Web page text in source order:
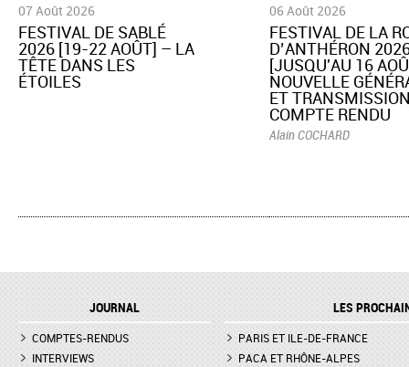
07 Août 2026
​FESTIVAL DE SABLÉ
2026 [19-22 AOÛT] – LA
TÊTE DANS LES
ÉTOILES
06 Août 2026
​FESTIVAL DE LA
D’ANTHÉRON
[JUSQU'AU 16
NOUVELLE
ET
COMPTE RENDU
Alain COCHARD
JOURNAL
COMPTES-RENDUS
INTERVIEWS
LES
PARIS ET ILE-DE-FRANCE
PACA ET RHÔNE-ALPES